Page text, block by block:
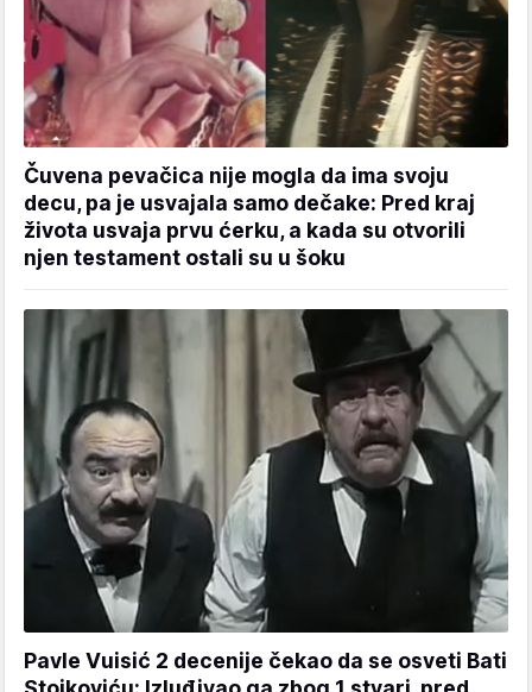
Čuvena pevačica nije mogla da ima svoju
decu, pa je usvajala samo dečake: Pred kraj
života usvaja prvu ćerku, a kada su otvorili
njen testament ostali su u šoku
Pavle Vuisić 2 decenije čekao da se osveti Bati